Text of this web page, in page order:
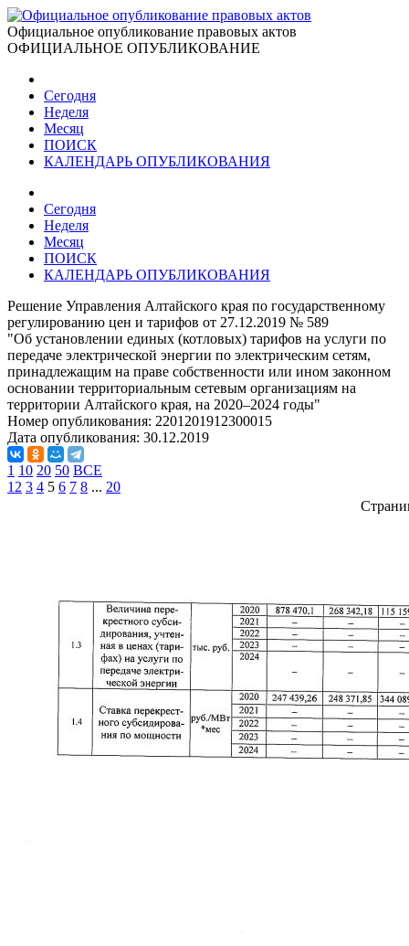
Официальное опубликование правовых актов
ОФИЦИАЛЬНОЕ ОПУБЛИКОВАНИЕ
Сегодня
Неделя
Месяц
ПОИСК
КАЛЕНДАРЬ ОПУБЛИКОВАНИЯ
Сегодня
Неделя
Месяц
ПОИСК
КАЛЕНДАРЬ ОПУБЛИКОВАНИЯ
Решение Управления Алтайского края по государственному
регулированию цен и тарифов от 27.12.2019 № 589
"Об установлении единых (котловых) тарифов на услуги по
передаче электрической энергии по электрическим сетям,
принадлежащим на праве собственности или ином законном
основании территориальным сетевым организациям на
территории Алтайского края, на 2020–2024 годы"
Номер опубликования: 2201201912300015
Дата опубликования: 30.12.2019
1 10 20 50 ВСЕ
1 2 3 4 5 6 7 8 ... 20